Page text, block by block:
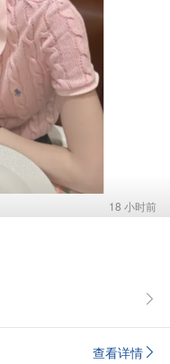
18 小时前
查看详情